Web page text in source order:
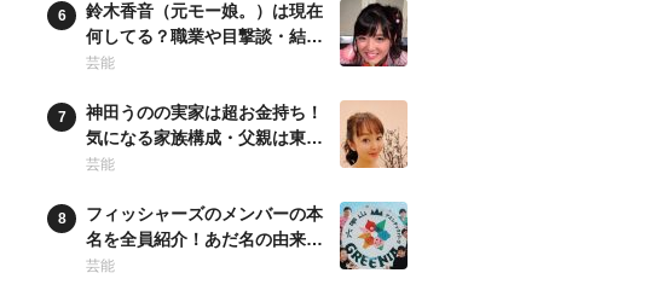
鈴木香音（元モー娘。）は現在
何してる？職業や目撃談・結婚
の噂など徹底調査！
芸能
神田うのの実家は超お金持ち！
気になる家族構成・父親は東大
卒の官僚？
芸能
フィッシャーズのメンバーの本
名を全員紹介！あだ名の由来・
学歴も調査！
芸能